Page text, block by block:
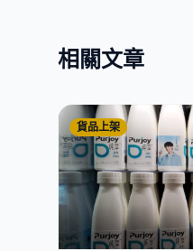
相關文章
貨品上架